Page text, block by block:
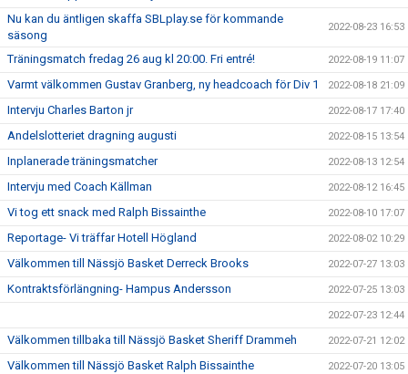
Nu kan du äntligen skaffa SBLplay.se för kommande
säsong
2022-08-23 16:53
Träningsmatch fredag 26 aug kl 20:00. Fri entré! 2022-08-19 11:07
Varmt välkommen Gustav Granberg, ny headcoach för Div 1 2022-08-18 21:09
Intervju Charles Barton jr 2022-08-17 17:40
Andelslotteriet dragning augusti 2022-08-15 13:54
Inplanerade träningsmatcher 2022-08-13 12:54
Intervju med Coach Källman 2022-08-12 16:45
Vi tog ett snack med Ralph Bissainthe 2022-08-10 17:07
Reportage- Vi träffar Hotell Högland 2022-08-02 10:29
Välkommen till Nässjö Basket Derreck Brooks 2022-07-27 13:03
Kontraktsförlängning- Hampus Andersson 2022-07-25 13:03
2022-07-23 12:44
Välkommen tillbaka till Nässjö Basket Sheriff Drammeh 2022-07-21 12:02
Välkommen till Nässjö Basket Ralph Bissainthe 2022-07-20 13:05